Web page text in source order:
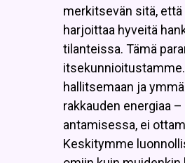
merkitsevän sitä,
harjoittaa hyveitä
tilanteissa. Tämä
hallitsemaan ja
rakkauden energiaa –
antamisessa, ei
Keskitymme